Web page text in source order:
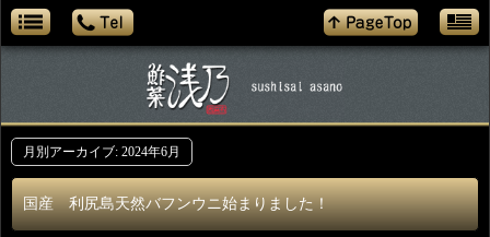
月別アーカイブ: 2024年6月
国産 利尻島天然バフンウニ始まりました！